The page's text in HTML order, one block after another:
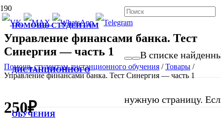
ПОМОЩЬ СТУДЕНТАМ
ДИСТАНЦИОННОГО
ОБУЧЕНИЯ
В списке
нужную страницу.
Управление финансами банка. Тест
Синергия — часть 1
Помощь студентам дистанционного обучения /Товары /
Управление финансами банка. Тест Синергия — часть 1
250₽